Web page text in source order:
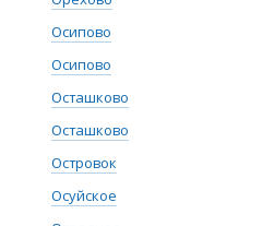
Осипово
Осипово
Осташково
Осташково
Островок
Осуйское